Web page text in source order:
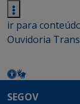
ir para
Ouvidoria
SEGOV